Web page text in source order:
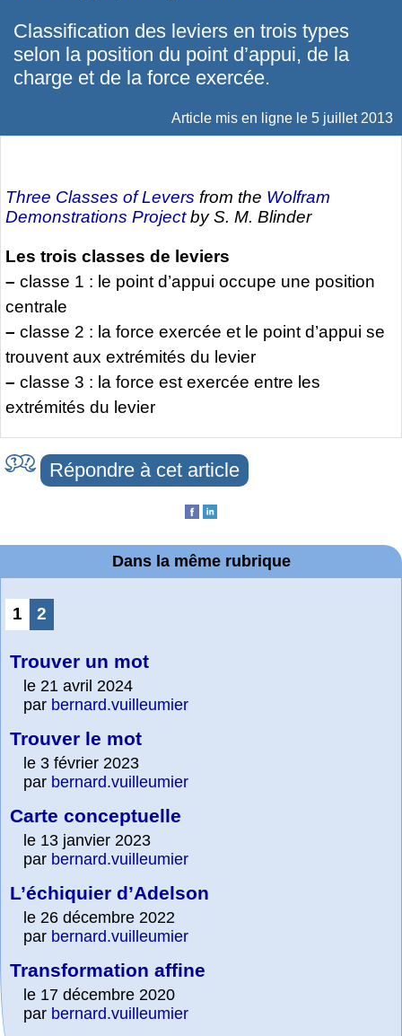
Classification des leviers en trois types
selon la position du point d’appui, de la
charge et de la force exercée.
Article mis en ligne le 5 juillet 2013
Three Classes of Levers from the Wolfram
Demonstrations Projectby S. M. Blinder
Les trois classes de leviers
– classe 1 : le point d’appui occupe une position
centrale
– classe 2 : la force exercée et le point d’appui se
trouvent aux extrémités du levier
– classe 3 : la force est exercée entre les
extrémités du levier
Répondre à cet article
Dans la même rubrique
1 2
Trouver un mot
le 21 avril 2024
par bernard.vuilleumier
Trouver le mot
le 3 février 2023
par bernard.vuilleumier
Carte conceptuelle
le 13 janvier 2023
par bernard.vuilleumier
L’échiquier d’Adelson
le 26 décembre 2022
par bernard.vuilleumier
Transformation affine
le 17 décembre 2020
par bernard.vuilleumier